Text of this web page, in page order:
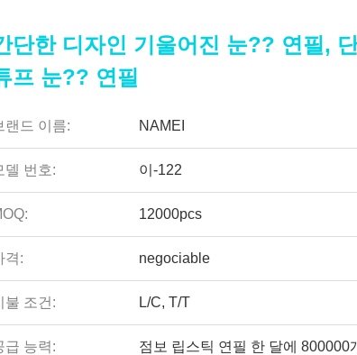
단한 디자인 기울어진 눈?? 연필,
프 눈?? 연필
랜드 이름: NAMEI
델 번호: 이-122
12000pcs
격: negociable
불 조건: L/C, T/T
급 능력: 점보 립스틱 연필 한 달에 800000